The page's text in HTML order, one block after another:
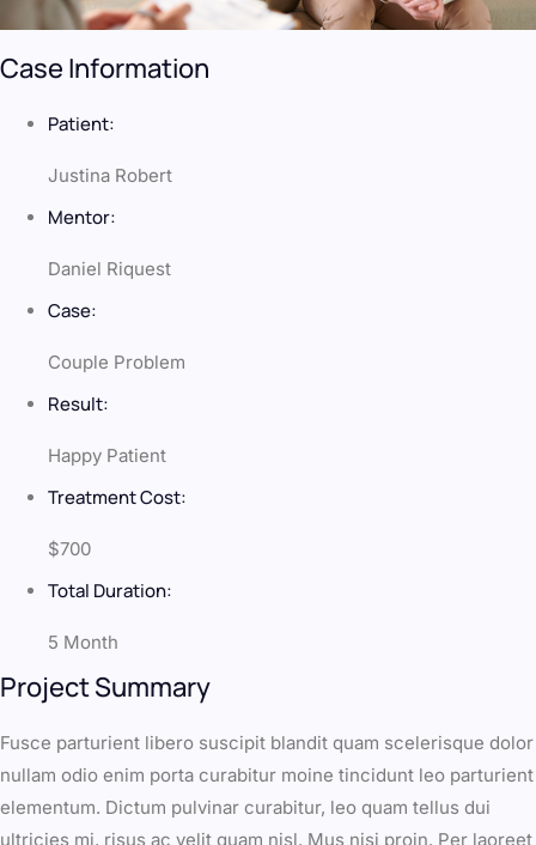
Case Information
Patient:
Justina Robert
Mentor:
Daniel Riquest
Case:
Couple Problem
Result:
Happy Patient
Treatment Cost:
$700
Total Duration:
5 Month
Project Summary
Fusce parturient libero suscipit blandit quam scelerisque dolor
nullam odio enim porta curabitur moine tincidunt leo parturient
elementum. Dictum pulvinar curabitur, leo quam tellus dui
ultricies mi, risus ac velit quam nisl. Mus nisi proin. Per laoreet